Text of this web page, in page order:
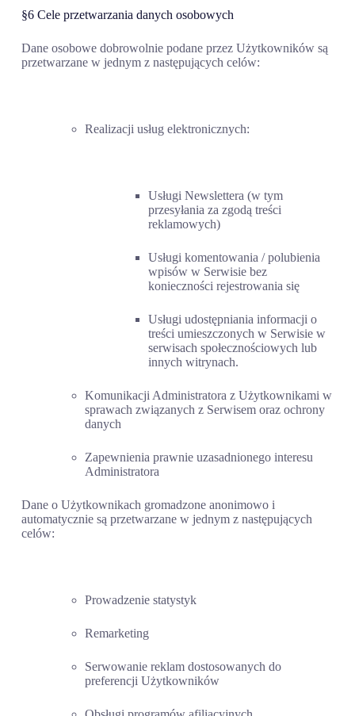
§6 Cele przetwarzania danych osobowych
Dane osobowe dobrowolnie podane przez Użytkowników są
przetwarzane w jednym z następujących celów:
Realizacji usług elektronicznych:
Usługi Newslettera (w tym
przesyłania za zgodą treści
reklamowych)
Usługi komentowania / polubienia
wpisów w Serwisie bez
konieczności rejestrowania się
Usługi udostępniania informacji o
treści umieszczonych w Serwisie w
serwisach społecznościowych lub
innych witrynach.
Komunikacji Administratora z Użytkownikami w
sprawach związanych z Serwisem oraz ochrony
danych
Zapewnienia prawnie uzasadnionego interesu
Administratora
Dane o Użytkownikach gromadzone anonimowo i
automatycznie są przetwarzane w jednym z następujących
celów:
Prowadzenie statystyk
Remarketing
Serwowanie reklam dostosowanych do
preferencji Użytkowników